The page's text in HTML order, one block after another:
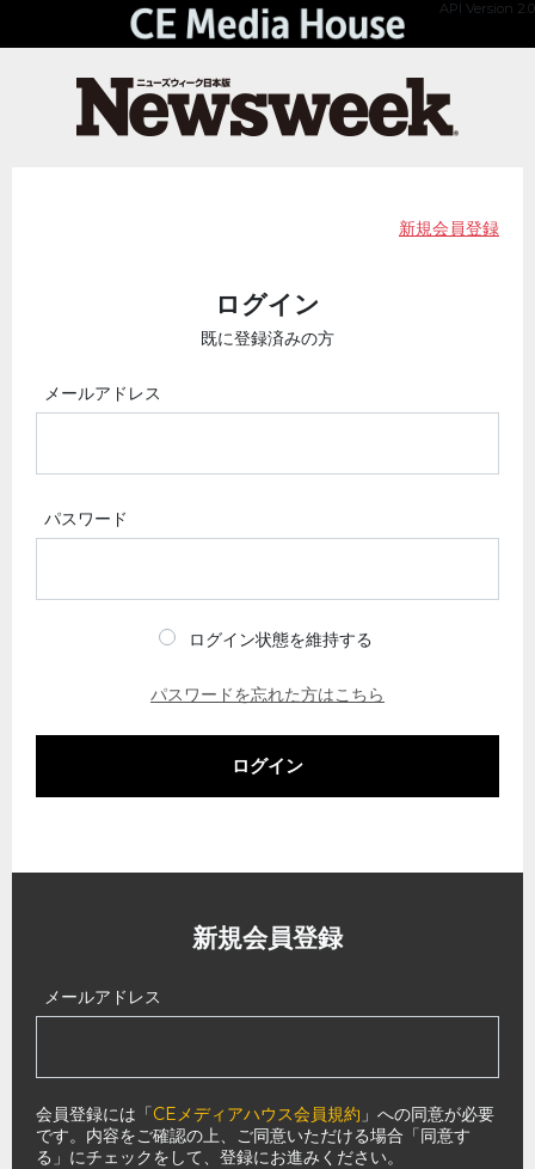
API Version 2.0
新規会員登録
ログイン
既に登録済みの方
メールアドレス
パスワード
ログイン状態を維持する
パスワードを忘れた方はこちら
ログイン
新規会員登録
メールアドレス
会員登録には「CEメディアハウス会員規約 」への同意が必要
です。内容をご確認の上、ご同意いただける場合「同意す
る」にチェックをして、登録にお進みください。